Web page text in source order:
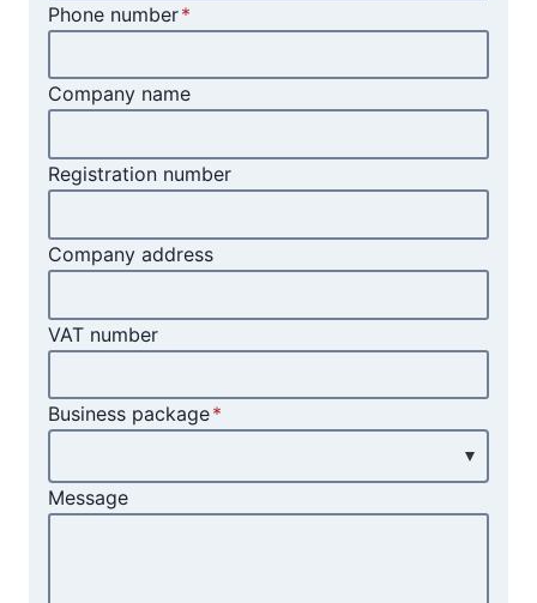
Phone number*
Company name
Registration number
Company address
VAT number
Business package*
Message